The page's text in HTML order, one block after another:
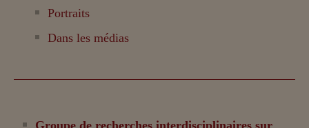
Portraits
Dans les médias
Groupe de recherches interdisciplinaires sur